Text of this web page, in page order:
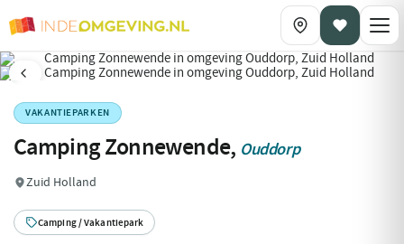
VAKANTIEPARKEN
Camping Zonnewende, Ouddorp
Zuid Holland
Camping / Vakantiepark